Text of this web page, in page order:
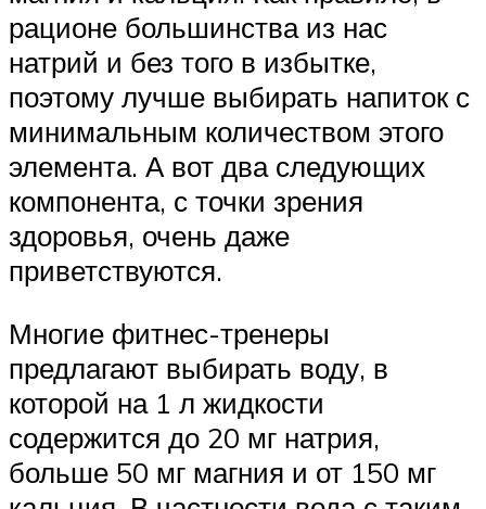
рационе большинства из нас
натрий и без того в избытке,
поэтому лучше выбирать напиток с
минимальным количеством этого
элемента. А вот два следующих
компонента, с точки зрения
здоровья, очень даже
приветствуются.
Многие фитнес-тренеры
предлагают выбирать воду, в
которой на 1 л жидкости
содержится до 20 мг натрия,
больше 50 мг магния и от 150 мг